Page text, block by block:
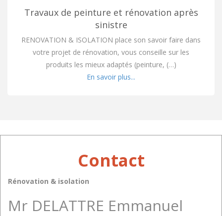
Travaux de peinture et rénovation après
sinistre
RENOVATION & ISOLATION place son savoir faire dans
votre projet de rénovation, vous conseille sur les
produits les mieux adaptés (peinture, (…)
En savoir plus...
Contact
Rénovation & isolation
Mr DELATTRE Emmanuel